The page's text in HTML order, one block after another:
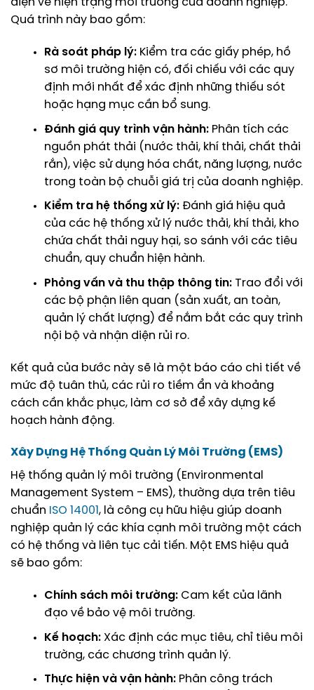
diện về hiện trạng môi trường của doanh nghiệp.
Quá trình này bao gồm:
Rà soát pháp lý: Kiểm tra các giấy phép, hồ
sơ môi trường hiện có, đối chiếu với các quy
định mới nhất để xác định những thiếu sót
hoặc hạng mục cần bổ sung.
Đánh giá quy trình vận hành: Phân tích các
nguồn phát thải (nước thải, khí thải, chất thải
rắn), việc sử dụng hóa chất, năng lượng, nước
trong toàn bộ chuỗi giá trị của doanh nghiệp.
Kiểm tra hệ thống xử lý: Đánh giá hiệu quả
của các hệ thống xử lý nước thải, khí thải, kho
chứa chất thải nguy hại, so sánh với các tiêu
chuẩn, quy chuẩn hiện hành.
Phỏng vấn và thu thập thông tin: Trao đổi với
các bộ phận liên quan (sản xuất, an toàn,
quản lý chất lượng) để nắm bắt các quy trình
nội bộ và nhận diện rủi ro.
Kết quả của bước này sẽ là một báo cáo chi tiết về
mức độ tuân thủ, các rủi ro tiềm ẩn và khoảng
cách cần khắc phục, làm cơ sở để xây dựng kế
hoạch hành động.
Xây Dựng Hệ Thống Quản Lý Môi Trường (EMS)
Hệ thống quản lý môi trường (Environmental
Management System – EMS), thường dựa trên tiêu
chuẩn ISO 14001, là công cụ hữu hiệu giúp doanh
nghiệp quản lý các khía cạnh môi trường một cách
có hệ thống và liên tục cải tiến. Một EMS hiệu quả
sẽ bao gồm:
Chính sách môi trường: Cam kết của lãnh
đạo về bảo vệ môi trường.
Kế hoạch: Xác định các mục tiêu, chỉ tiêu môi
trường, các chương trình quản lý.
Thực hiện và vận hành: Phân công trách